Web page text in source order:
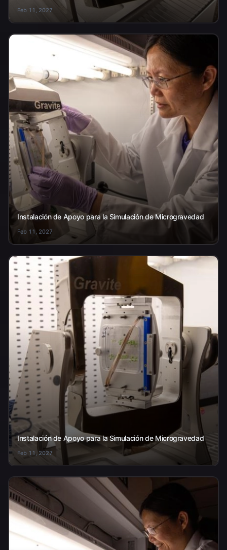
Feb 11, 2027
Instalación de Apoyo para la Simulación de Microgravedad
Feb 11, 2027
Instalación de Apoyo para la Simulación de Microgravedad
Feb 11, 2027